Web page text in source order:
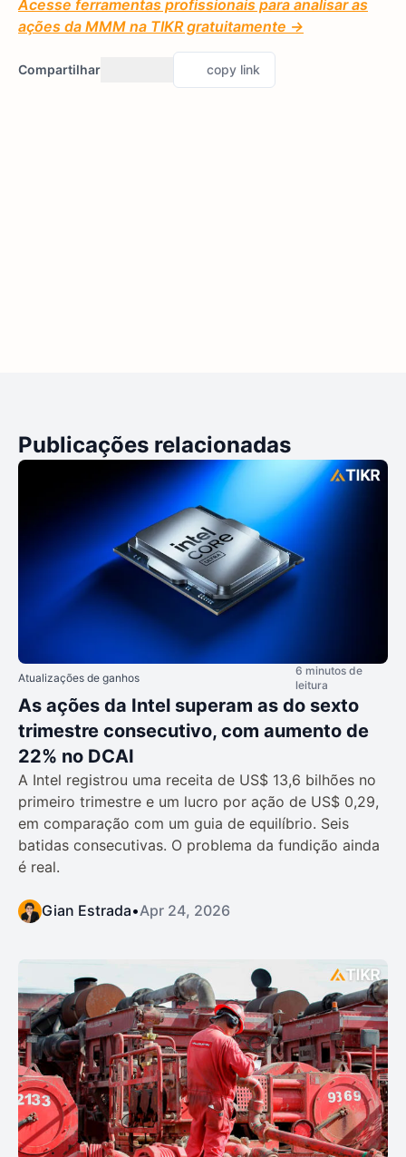
Acesse ferramentas profissionais para analisar as
ações da MMM na TIKR gratuitamente →
Compartilhar copy link
Publicações relacionadas
Atualizações de ganhos
6 minutos de
leitura
As ações da Intel superam as do sexto
trimestre consecutivo, com aumento de
22% no DCAI
A Intel registrou uma receita de US$ 13,6 bilhões no
primeiro trimestre e um lucro por ação de US$ 0,29,
em comparação com um guia de equilíbrio. Seis
batidas consecutivas. O problema da fundição ainda
é real.
Gian Estrada•Apr 24, 2026